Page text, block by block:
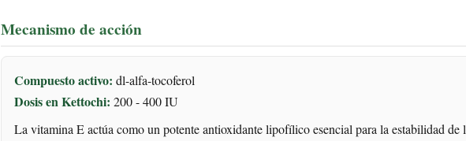
Mecanismo de acción
Compuesto activo: dl-alfa-tocoferol
Dosis en Kettochi: 200 - 400 IU
La vitamina E actúa como un potente antioxidante lipofílico esencial para la estabilidad de